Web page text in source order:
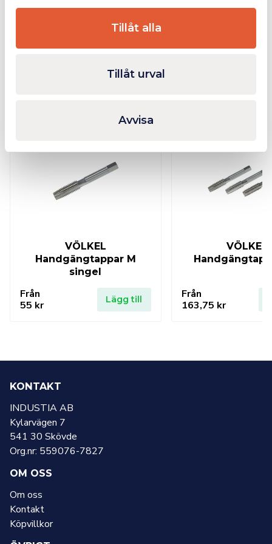
Tillåt alla
Tillåt urval
Avvisa
Ytterligare Information
I lager
VÖLKEL
Handgängtappar M
singel
Från
55 kr Lägg till
VÖLKEL
Från
163,75 kr
KONTAKT
INDUSTIA AB
Kylarvägen 7
541 30 Skövde
Org.nr: 559076-7827
OM OSS
Om oss
Kontakt
Köpvillkor